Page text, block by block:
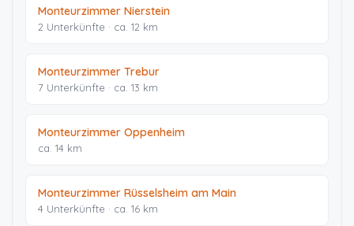
Monteurzimmer Nierstein
2 Unterkünfte · ca. 12 km
Monteurzimmer Trebur
7 Unterkünfte · ca. 13 km
Monteurzimmer Oppenheim
ca. 14 km
Monteurzimmer Rüsselsheim am Main
4 Unterkünfte · ca. 16 km